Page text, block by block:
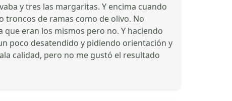
y tres las margaritas. Y encima cuando
de ramas como de olivo. No
que eran los mismos pero no. Y haciendo
poco desatendido y pidiendo orientación y
calidad, pero no me gustó el resultado